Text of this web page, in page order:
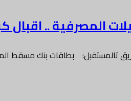
المصرفية ..
تالمستقبل: بطاقات بنك مسقط